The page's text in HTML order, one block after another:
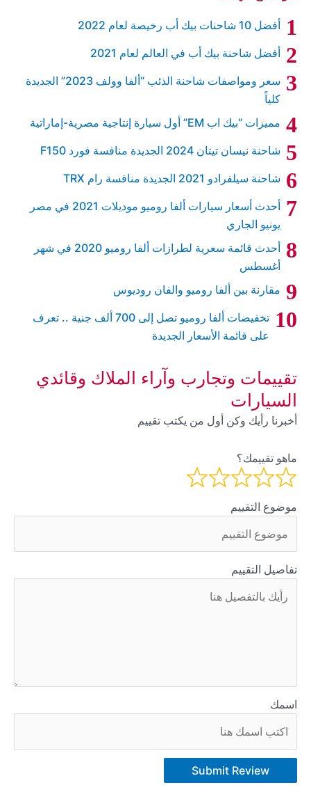
أفضل 10 شاحنات بيك أب رخيصة لعام 2022
أفضل شاحنة بيك أب في العالم لعام 2021
سعر ومواصفات شاحنة الذئب “ألفا وولف 2023” الجديدة
كلياً
مميزات “بيك اب EM” أول سيارة إنتاجية مصرية-إماراتية
شاحنة نيسان تيتان 2024 الجديدة منافسة فورد F150
شاحنة سيلفرادو 2021 الجديدة منافسة رام TRX
أحدث أسعار سيارات ألفا روميو موديلات 2021 في مصر
يونيو الجاري
أحدث قائمة سعرية لطرازات ألفا روميو 2020 في شهر
أغسطس
مقارنة بين ألفا روميو والفان روديوس
تخفيضات ألفا روميو تصل إلى 700 ألف جنية .. تعرف
على قائمة الأسعار الجديدة
تقييمات وتجارب وآراء الملاك وقائدي
السيارات
أخبرنا رأيك وكن أول من يكتب تقييم
ماهو تقييمك؟
موضوع التقييم
تفاصيل التقييم
اسمك
Submit Review